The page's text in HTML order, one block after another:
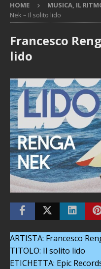
HOME MUSICA, IL
Nek – Il solito lido
Francesco
lido
ARTISTA: Francesco
TITOLO: Il solito lido
ETICHETTA: Epic